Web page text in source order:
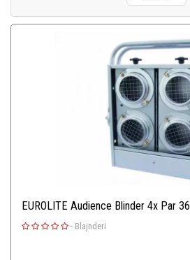
EUROLITE Audience Blinder 4x Par 36
- Blajnderi